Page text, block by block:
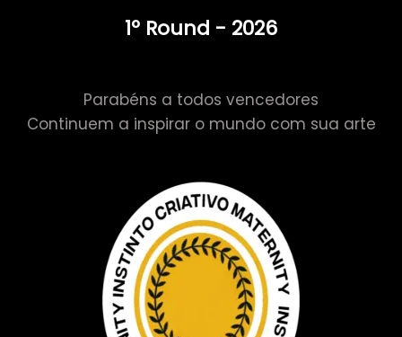
1º Round - 2026
Parabéns a todos vencedores
Continuem a inspirar o mundo com sua arte